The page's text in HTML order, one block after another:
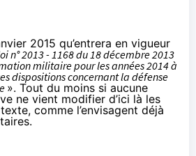
2015 qu’entrera en vigueur
n° 2013 - 1168 du 18 décembre 2013
militaire pour les années 2014 à
dispositions concernant la défense
». Tout du moins si aucune
ne vient modifier d’ici là les
comme l’envisagent déjà
.